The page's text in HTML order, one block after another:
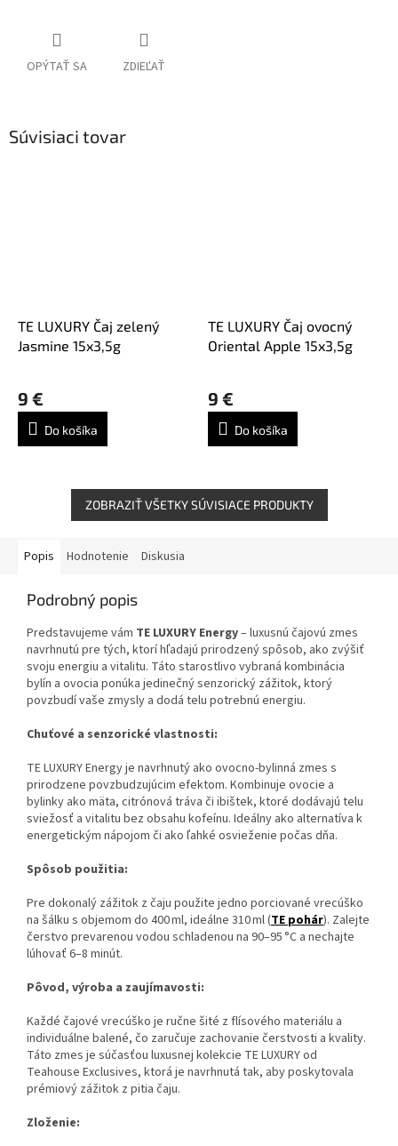
OPÝTAŤ SA ZDIEĽAŤ
Súvisiaci tovar
TE LUXURY Čaj zelený
Jasmine 15x3,5g
9 €
Do košíka
TE LUXURY Čaj ovocný
Oriental Apple 15x3,5g
9 €
Do košíka
ZOBRAZIŤ VŠETKY SÚVISIACE PRODUKTY
Popis Hodnotenie Diskusia
Podrobný popis
Predstavujeme vám TE LUXURY Energy– luxusnú čajovú zmes
navrhnutú pre tých, ktorí hľadajú prirodzený spôsob, ako zvýšiť
svoju energiu a vitalitu. Táto starostlivo vybraná kombinácia
bylín a ovocia ponúka jedinečný senzorický zážitok, ktorý
povzbudí vaše zmysly a dodá telu potrebnú energiu.
Chuťové a senzorické vlastnosti:
TE LUXURY Energy je navrhnutý ako ovocno-bylinná zmes s
prirodzene povzbudzujúcim efektom. Kombinuje ovocie a
bylinky ako mäta, citrónová tráva či ibištek, ktoré dodávajú telu
sviežosť a vitalitu bez obsahu kofeínu. Ideálny ako alternatíva k
energetickým nápojom či ako ľahké osvieženie počas dňa.
Spôsob použitia:
Pre dokonalý zážitok z čaju použite jedno porciované vrecúško
na šálku s objemom do 400 ml, ideálne 310 ml (TE pohár). Zalejte
čerstvo prevarenou vodou schladenou na 90–95 °C a nechajte
lúhovať 6–8 minút.
Pôvod, výroba a zaujímavosti:
Každé čajové vrecúško je ručne šité z flísového materiálu a
individuálne balené, čo zaručuje zachovanie čerstvosti a kvality.
Táto zmes je súčasťou luxusnej kolekcie TE LUXURY od
Teahouse Exclusives, ktorá je navrhnutá tak, aby poskytovala
prémiový zážitok z pitia čaju.
Zloženie: